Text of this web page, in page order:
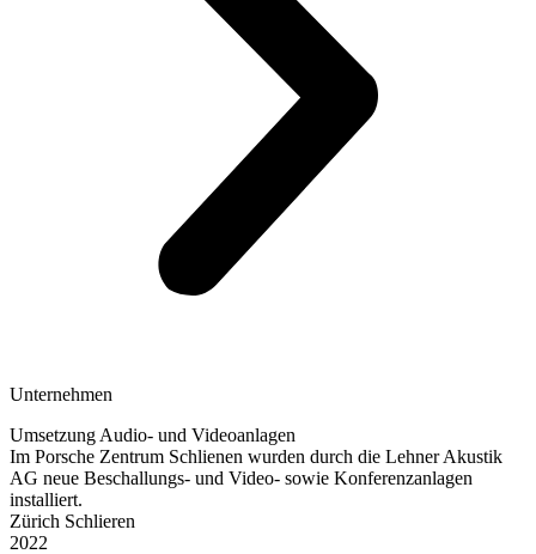
Unternehmen
Umsetzung Audio- und Videoanlagen
Im Porsche Zentrum Schlienen wurden durch die Lehner Akustik
AG neue Beschallungs- und Video- sowie Konferenzanlagen
installiert.
Zürich Schlieren
2022